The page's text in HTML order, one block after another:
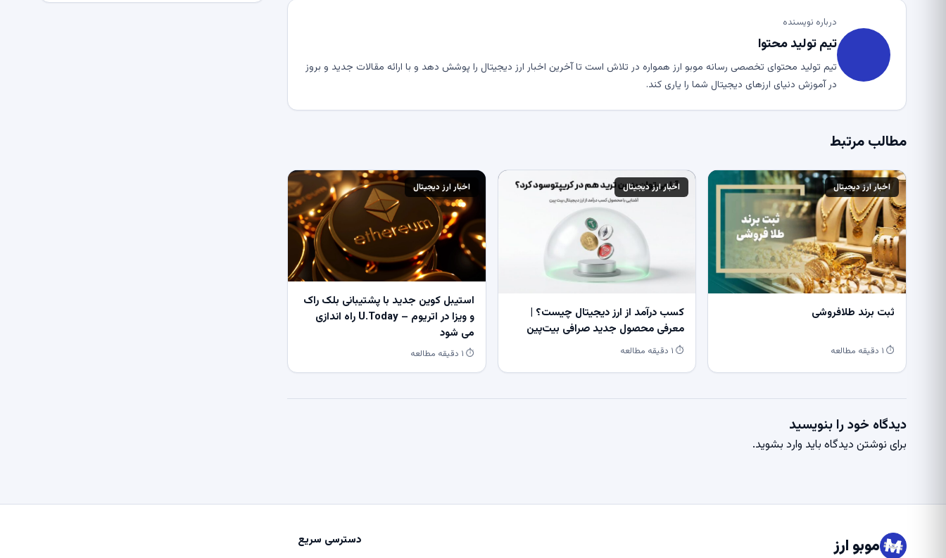
درباره نویسنده
تیم تولید محتوا
تیم تولید محتوای تخصصی رسانه موبو ارز همواره در تلاش است تا آخرین اخبار ارز دیجیتال را پوشش دهد و با ارائه مقالات جدید و بروز
در آموزش دنیای ارزهای دیجیتال شما را یاری کند.
مطالب مرتبط
اخبار ارز دیجیتال
ثبت برند طلافروشی
⏱ ۱ دقیقه مطالعه
اخبار ارز دیجیتال
کسب درآمد از ارز دیجیتال چیست؟ |
معرفی محصول جدید صرافی بیت‌پین
⏱ ۱ دقیقه مطالعه
اخبار ارز دیجیتال
استیبل کوین جدید با پشتیبانی بلک راک
و ویزا در اتریوم – U.Today راه اندازی
می شود
⏱ ۱ دقیقه مطالعه
دیدگاه خود را بنویسید
برای نوشتن دیدگاه باید وارد بشوید.
موبو ارز دسترسی سریع